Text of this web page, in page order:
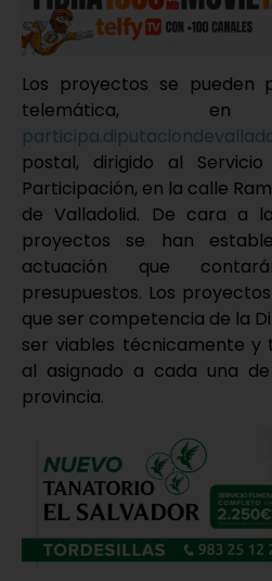
Los proyectos se pueden
telemática,
postal, dirigido al
Participación, en la calle
de Valladolid. De cara a
proyectos se han
actuación que
presupuestos. Los
que ser competencia de la
ser viables técnicamente
al asignado a cada una
provincia.